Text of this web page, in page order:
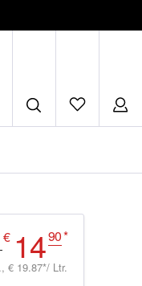
€ 1490*
€ 19.87*/ Ltr.